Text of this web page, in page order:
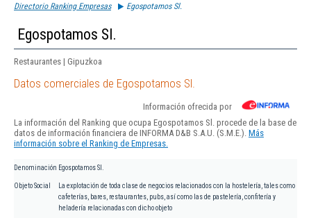
Directorio Ranking Empresas Egospotamos Sl.
Egospotamos Sl.
Restaurantes | Gipuzkoa
Datos comerciales de Egospotamos Sl.
Información ofrecida por
La información del Ranking que ocupa Egospotamos Sl. procede de la base de
datos de información financiera de INFORMA D&B S.A.U. (S.M.E.). Más
información sobre el Ranking de Empresas.
Denominación Egospotamos Sl.
Objeto Social
La explotación de toda clase de negocios relacionados con la hostelería, tales como
cafeterías, bares, restaurantes, pubs, así como las de pastelería, confitería y
heladería relacionadas con dicho objeto